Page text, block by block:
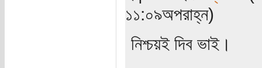
১১:০৯অপরাহ্ন)
নিশ্চয়ই দিব ভাই।